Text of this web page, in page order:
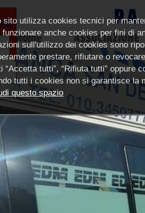
Home ASSOCIAZIONE
sito utilizza cookies tecnici per
funzionare anche cookies per fini di
sull'utilizzo dei cookies sono
prestare, rifiutare o
“Accetta tutti”, “Rifiuta tutti” oppure
tutti i cookies non si garantisce la
questo spazio